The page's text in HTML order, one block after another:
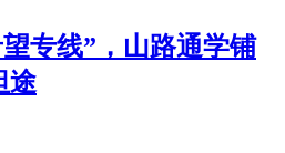
专线”，山路通学铺
途